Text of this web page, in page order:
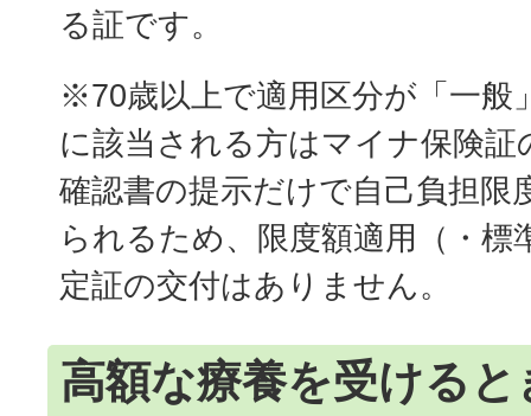
る証です。
※70歳以上で適用区分が「一般
に該当される方はマイナ保険証
確認書の提示だけで自己負担限
られるため、限度額適用（・標
定証の交付はありません。
高額な療養を受ける